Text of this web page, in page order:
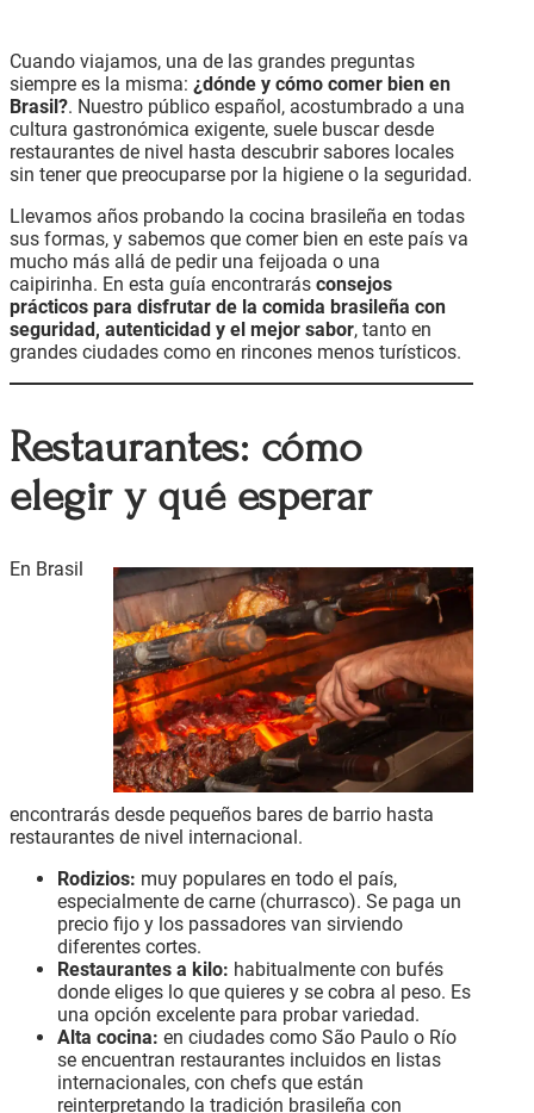
Cuando viajamos, una de las grandes preguntas
siempre es la misma: ¿dónde y cómo comer bien en
Brasil?. Nuestro público español, acostumbrado a una
cultura gastronómica exigente, suele buscar desde
restaurantes de nivel hasta descubrir sabores locales
sin tener que preocuparse por la higiene o la seguridad.
Llevamos años probando la cocina brasileña en todas
sus formas, y sabemos que comer bien en este país va
mucho más allá de pedir una feijoada o una
caipirinha. En esta guía encontrarás consejos
prácticos para disfrutar de la comida brasileña con
seguridad, autenticidad y el mejor sabor, tanto en
grandes ciudades como en rincones menos turísticos.
Restaurantes: cómo
elegir y qué esperar
En Brasil
encontrarás desde pequeños bares de barrio hasta
restaurantes de nivel internacional.
Rodizios: muy populares en todo el país,
especialmente de carne (churrasco). Se paga un
precio fijo y los passadores van sirviendo
diferentes cortes.
Restaurantes a kilo: habitualmente con bufés
donde eliges lo que quieres y se cobra al peso. Es
una opción excelente para probar variedad.
Alta cocina: en ciudades como São Paulo o Río
se encuentran restaurantes incluidos en listas
internacionales, con chefs que están
reinterpretando la tradición brasileña con